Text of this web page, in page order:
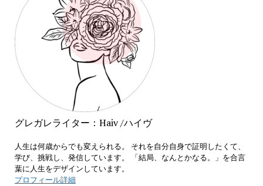
グレガレライター：Haiv /ハイヴ
人生は何歳からでも変えられる。 それを自分自身で証明したくて、
学び、挑戦し、発信しています。 「結局、なんとかなる。」を合言
葉に人生をデザインしています。
プロフィール詳細